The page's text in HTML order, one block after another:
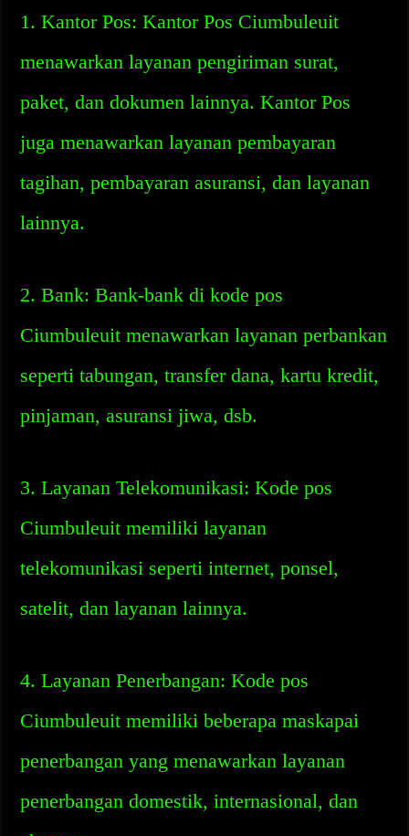
1. Kantor Pos: Kantor Pos Ciumbuleuit
menawarkan layanan pengiriman surat,
paket, dan dokumen lainnya. Kantor Pos
juga menawarkan layanan pembayaran
tagihan, pembayaran asuransi, dan layanan
lainnya.
2. Bank: Bank-bank di kode pos
Ciumbuleuit menawarkan layanan perbankan
seperti tabungan, transfer dana, kartu kredit,
pinjaman, asuransi jiwa, dsb.
3. Layanan Telekomunikasi: Kode pos
Ciumbuleuit memiliki layanan
telekomunikasi seperti internet, ponsel,
satelit, dan layanan lainnya.
4. Layanan Penerbangan: Kode pos
Ciumbuleuit memiliki beberapa maskapai
penerbangan yang menawarkan layanan
penerbangan domestik, internasional, dan